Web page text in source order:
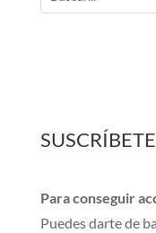
Para conseguir
Puedes darte de